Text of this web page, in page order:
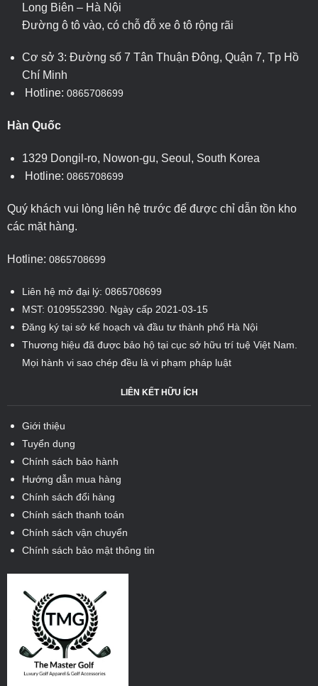
Long Biên – Hà Nội
Đường ô tô vào, có chỗ đỗ xe ô tô rộng rãi
Cơ sở 3: Đường số 7 Tân Thuận Đông, Quận 7, Tp Hồ
Chí Minh
Hotline: 0865708699
Hàn Quốc
1329 Dongil-ro, Nowon-gu, Seoul, South Korea
Hotline: 0865708699
Quý khách vui lòng liên hệ trước để được chỉ dẫn tồn kho
các mặt hàng.
Hotline: 0865708699
Liên hệ mở đại lý: 0865708699
MST: 0109552390. Ngày cấp 2021-03-15
Đăng ký tại sở kế hoạch và đầu tư thành phố Hà Nội
Thương hiệu đã được bảo hộ tại cục sở hữu trí tuệ Việt Nam.
Mọi hành vi sao chép đều là vi phạm pháp luật
LIÊN KẾT HỮU ÍCH
Giới thiệu
Tuyển dụng
Chính sách bảo hành
Hướng dẫn mua hàng
Chính sách đổi hàng
Chính sách thanh toán
Chính sách vận chuyển
Chính sách bảo mật thông tin